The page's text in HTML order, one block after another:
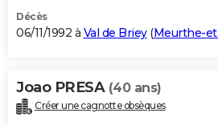
Décès
06/11/1992 à Val de Briey(Meurthe-
Joao PRESA (40 ans)
Créer une cagnotte obsèques